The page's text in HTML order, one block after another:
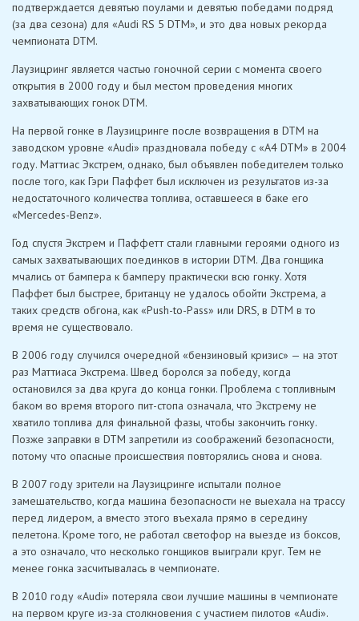
подтверждается девятью поулами и девятью победами подряд
(за два сезона) для «Audi RS 5 DTM», и это два новых рекорда
чемпионата DTM.
Лаузицринг является частью гоночной серии с момента своего
открытия в 2000 году и был местом проведения многих
захватывающих гонок DTM.
На первой гонке в Лаузицринге после возвращения в DTM на
заводском уровне «Audi» праздновала победу с «A4 DTM» в 2004
году. Маттиас Экстрем, однако, был объявлен победителем только
после того, как Гэри Паффет был исключен из результатов из-за
недостаточного количества топлива, оставшееся в баке его
«Mercedes-Benz».
Год спустя Экстрем и Паффетт стали главными героями одного из
самых захватывающих поединков в истории DTM. Два гонщика
мчались от бампера к бамперу практически всю гонку. Хотя
Паффет был быстрее, британцу не удалось обойти Экстрема, а
таких средств обгона, как «Push-to-Pass» или DRS, в DTM в то
время не существовало.
В 2006 году случился очередной «бензиновый кризис» — на этот
раз Маттиаса Экстрема. Швед боролся за победу, когда
остановился за два круга до конца гонки. Проблема с топливным
баком во время второго пит-стопа означала, что Экстрему не
хватило топлива для финальной фазы, чтобы закончить гонку.
Позже заправки в DTM запретили из соображений безопасности,
потому что опасные происшествия повторялись снова и снова.
В 2007 году зрители на Лаузицринге испытали полное
замешательство, когда машина безопасности не выехала на трассу
перед лидером, а вместо этого въехала прямо в середину
пелетона. Кроме того, не работал светофор на выезде из боксов,
а это означало, что несколько гонщиков выиграли круг. Тем не
менее гонка засчитывалась в чемпионате.
В 2010 году «Audi» потеряла свои лучшие машины в чемпионате
на первом круге из-за столкновения с участием пилотов «Audi».